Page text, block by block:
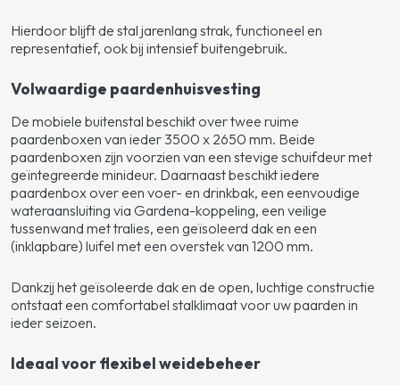
Hierdoor blijft de stal jarenlang strak, functioneel en
representatief, ook bij intensief buitengebruik.
Volwaardige paardenhuisvesting
De mobiele buitenstal beschikt over twee ruime
paardenboxen van ieder 3500 x 2650 mm. Beide
paardenboxen zijn voorzien van een stevige schuifdeur met
geïntegreerde minideur. Daarnaast beschikt iedere
paardenbox over een voer- en drinkbak, een eenvoudige
wateraansluiting via Gardena-koppeling, een veilige
tussenwand met tralies, een geïsoleerd dak en een
(inklapbare) luifel met een overstek van 1200 mm.
Dankzij het geïsoleerde dak en de open, luchtige constructie
ontstaat een comfortabel stalklimaat voor uw paarden in
ieder seizoen.
Ideaal voor flexibel weidebeheer